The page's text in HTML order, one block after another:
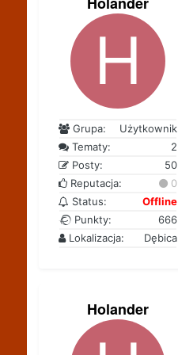
Grupa:
Użytkownik
Tematy:
2
Posty:
50
Reputacja:
0
Status:
Offline
Punkty:
666
Lokalizacja:
Dębica
Holander